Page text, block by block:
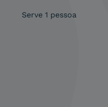
Serve 1 pessoa